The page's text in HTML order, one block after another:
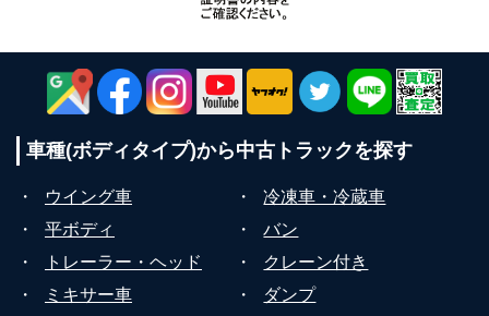
車種(ボディタイプ)から中古トラックを探す
・ ウイング車 ・
冷凍車・冷蔵車
・
平ボディ ・
バン
・
トレーラー・ヘッド ・
クレーン付き
・
ミキサー車 ・
ダンプ